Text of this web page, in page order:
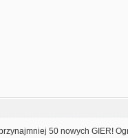
50 nowych GIER!